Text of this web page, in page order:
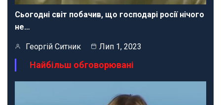
Сьогодні світ побачив, що господарі росії нічого
не…
Георгій Ситник Лип 1, 2023
Найбільш обговорювані